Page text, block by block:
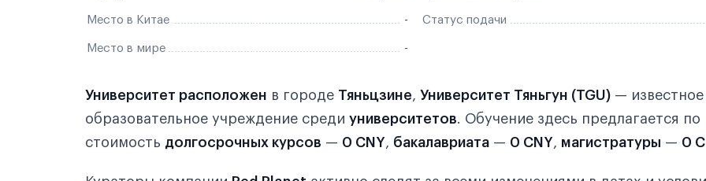
Место в Китае - Статус подачи
Место в мире -
Университет расположен в городе Тяньцзине, Университет Тяньгун (TGU) — известное
образовательное учреждение среди университетов. Обучение здесь предлагается
стоимость долгосрочных курсов — 0 CNY, бакалавриата — 0 CNY, магистратуры — 0